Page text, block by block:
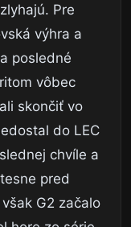
Pre
výhra a
posledné
vôbec
skončiť vo
do LEC
chvíle a
pred
G2 začalo